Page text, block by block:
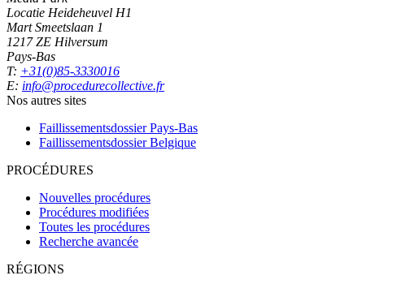
Locatie Heideheuvel H1
Mart Smeetslaan 1
1217 ZE Hilversum
Pays-Bas
T: +31(0)85-3330016
E: info@procedurecollective.fr
Nos autres sites
Faillissementsdossier Pays-Bas
Faillissementsdossier Belgique
PROCÉDURES
Nouvelles procédures
Procédures modifiées
Toutes les procédures
Recherche avancée
RÉGIONS